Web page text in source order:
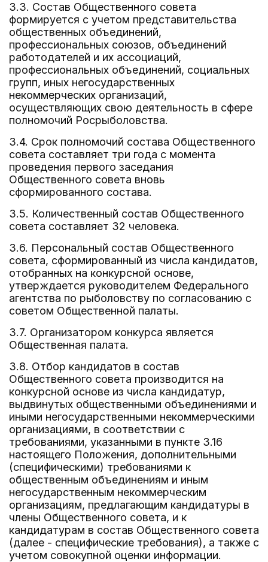
3.3. Состав Общественного совета
формируется с учетом представительства
общественных объединений,
профессиональных союзов, объединений
работодателей и их ассоциаций,
профессиональных объединений, социальных
групп, иных негосударственных
некоммерческих организаций,
осуществляющих свою деятельность в сфере
полномочий Росрыболовства.
3.4. Срок полномочий состава Общественного
совета составляет три года с момента
проведения первого заседания
Общественного совета вновь
сформированного состава.
3.5. Количественный состав Общественного
совета составляет 32 человека.
3.6. Персональный состав Общественного
совета, сформированный из числа кандидатов,
отобранных на конкурсной основе,
утверждается руководителем Федерального
агентства по рыболовству по согласованию с
советом Общественной палаты.
3.7. Организатором конкурса является
Общественная палата.
3.8. Отбор кандидатов в состав
Общественного совета производится на
конкурсной основе из числа кандидатур,
выдвинутых общественными объединениями и
иными негосударственными некоммерческими
организациями, в соответствии с
требованиями, указанными в пункте 3.16
настоящего Положения, дополнительными
(специфическими) требованиями к
общественным объединениям и иным
негосударственным некоммерческим
организациям, предлагающим кандидатуры в
члены Общественного совета, и к
кандидатурам в состав Общественного совета
(далее - специфические требования), а также с
учетом совокупной оценки информации.